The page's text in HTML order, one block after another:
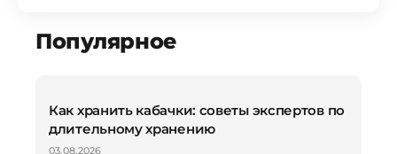
Популярное
Как хранить кабачки: советы экспертов по
длительному хранению
03.08.2026